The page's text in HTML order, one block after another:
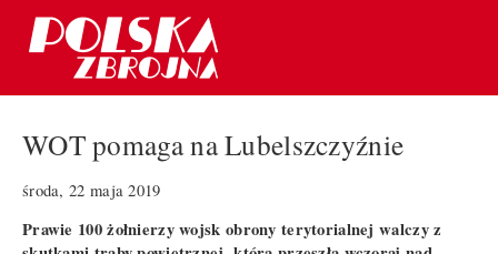
WOT pomaga na Lubelszczyźnie
środa, 22 maja 2019
Prawie 100 żołnierzy wojsk obrony terytorialnej walczy z